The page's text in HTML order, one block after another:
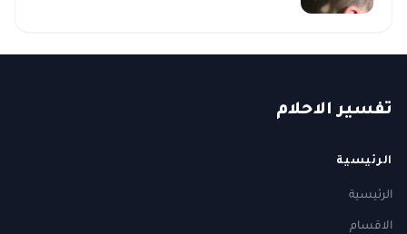
تفسير الاحلام
الرئيسية
الرئيسية
الاقسام